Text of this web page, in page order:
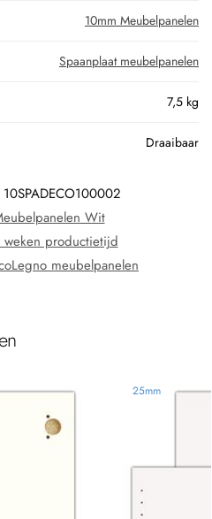
10mm Meubelpanelen
Spaanplaat meubelpanelen
7,5 kg
Draaibaar
10SPADECO100002
Wit
weken productietijd
meubelpanelen
25mm